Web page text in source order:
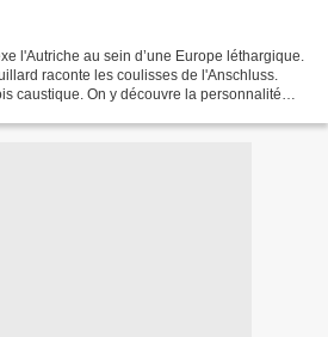
l'Autriche au sein d’une Europe léthargique.
raconte les coulisses de l'Anschluss.
caustique. On y découvre la personnalité